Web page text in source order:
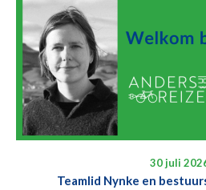
30 juli
Teamlid Nynke en